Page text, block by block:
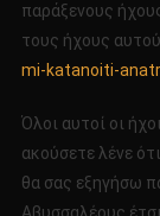
παράξενους
τους ήχους
mi-katanoiti-
Όλοι αυτοί οι
ακούσετε λένε
θα σας εξηγήσω